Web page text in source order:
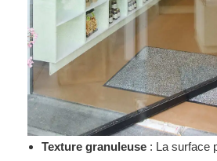
Texture granuleuse : La surface